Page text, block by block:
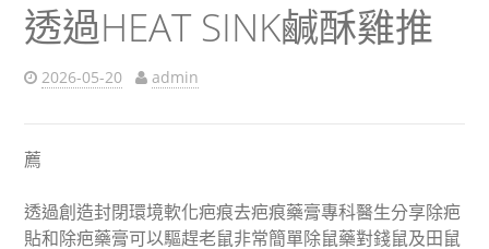
透過HEAT SINK鹹酥雞推
2026-05-20 admin
薦
透過創造封閉環境軟化疤痕去疤痕藥膏專科醫生分享除疤
貼和除疤藥膏可以驅趕老鼠非常簡單除鼠藥對錢鼠及田鼠